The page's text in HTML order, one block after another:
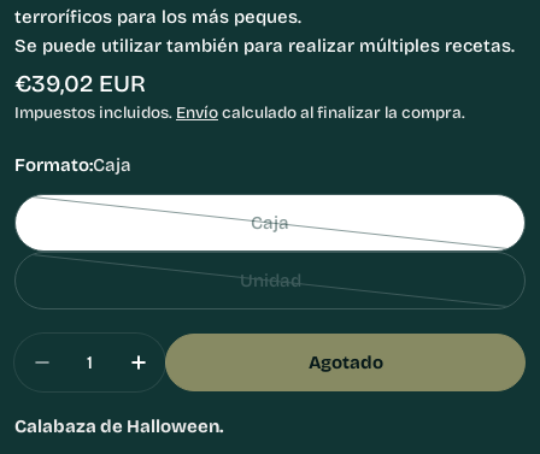
terroríficos para los más peques.
Se puede utilizar también para realizar múltiples recetas.
Precio
habitual
€39,02 EUR
Impuestos incluidos. Envíocalculado al finalizar la compra.
Formato:Caja
Caja
Variante
o
Unidad
Variante
Disminuir Cantidad Para Calabaza De
Aumentar Cantidad Para Calabaza De
Agotado
Calabaza de Halloween.